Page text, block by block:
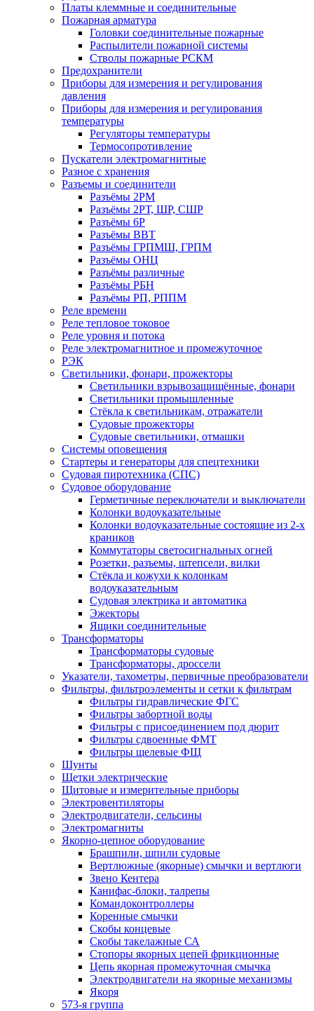
Платы клеммные и соединительные
Пожарная арматура
Головки соединительные пожарные
Распылители пожарной системы
Стволы пожарные РСКМ
Предохранители
Приборы для измерения и регулирования
давления
Приборы для измерения и регулирования
температуры
Регуляторы температуры
Термосопротивление
Пускатели электромагнитные
Разное с хранения
Разъемы и соединители
Разъёмы 2РМ
Разъёмы 2РТ, ШР, СШР
Разъёмы 6Р
Разъёмы ВВТ
Разъёмы ГРПМШ, ГРПМ
Разъёмы ОНЦ
Разъёмы различные
Разъёмы РБН
Разъёмы РП, РППМ
Реле времени
Реле тепловое токовое
Реле уровня и потока
Реле электромагнитное и промежуточное
РЭК
Светильники, фонари, прожекторы
Светильники взрывозащищённые, фонари
Светильники промышленные
Стёкла к светильникам, отражатели
Судовые прожекторы
Судовые светильники, отмашки
Системы оповещения
Стартеры и генераторы для спецтехники
Судовая пиротехника (СПС)
Судовое оборудование
Герметичные переключатели и выключатели
Колонки водоуказательные
Колонки водоуказательные состоящие из 2-х
краников
Коммутаторы светосигнальных огней
Розетки, разъемы, штепсели, вилки
Стёкла и кожухи к колонкам
водоуказательным
Судовая электрика и автоматика
Эжекторы
Ящики соединительные
Трансформаторы
Трансформаторы судовые
Трансформаторы, дроссели
Указатели, тахометры, первичные преобразователи
Фильтры, фильтроэлементы и сетки к фильтрам
Фильтры гидравлические ФГС
Фильтры забортной воды
Фильтры с присоединением под дюрит
Фильтры сдвоенные ФМТ
Фильтры щелевые ФЩ
Шунты
Щетки электрические
Щитовые и измерительные приборы
Электровентиляторы
Электродвигатели, сельсины
Электромагниты
Якорно-цепное оборудование
Брашпили, шпили судовые
Вертлюжные (якорные) смычки и вертлюги
Звено Кентера
Канифас-блоки, талрепы
Командоконтроллеры
Коренные смычки
Скобы концевые
Скобы такелажные СА
Стопоры якорных цепей фрикционные
Цепь якорная промежуточная смычка
Электродвигатели на якорные механизмы
Якоря
573-я группа